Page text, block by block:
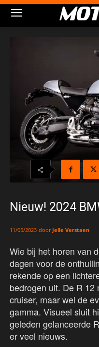
Nieuw! 2024
11/05/2023 door Jelle Verstaen
Wie bij het horen van
dagen voor de
rekende op een
bedrogen uit. De R 12
cruiser, maar wel de
gamma. Visueel sluit
geleden gelanceerde
er veel nieuws.